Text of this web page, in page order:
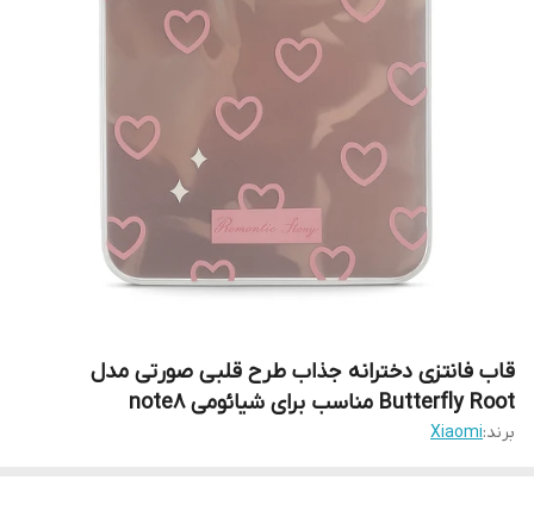
قاب فانتزی دخترانه جذاب طرح قلبی صورتی مدل
Butterfly Root مناسب برای شیائومی note8
برند:Xiaomi